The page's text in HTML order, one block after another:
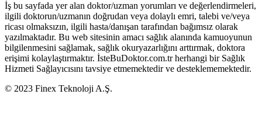
İş bu sayfada yer alan doktor/uzman yorumları ve değerlendirmeleri,
ilgili doktorun/uzmanın doğrudan veya dolaylı emri, talebi ve/veya
ricası olmaksızın, ilgili hasta/danışan tarafından bağımsız olarak
yazılmaktadır. Bu web sitesinin amacı sağlık alanında kamuoyunun
bilgilenmesini sağlamak, sağlık okuryazarlığını arttırmak, doktora
erişimi kolaylaştırmaktır. İsteBuDoktor.com.tr herhangi bir Sağlık
Hizmeti Sağlayıcısını tavsiye etmemektedir ve desteklememektedir.
© 2023 Finex Teknoloji A.Ş.